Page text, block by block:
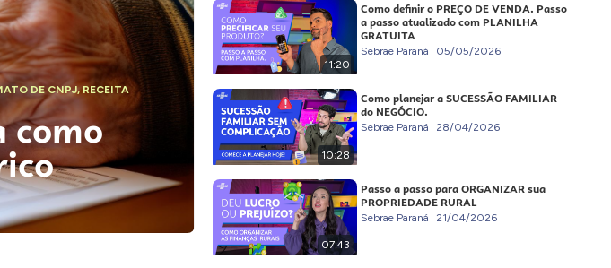
DE CNPJ,RECEITA
como
11:20
Como definir o PREÇO DE VENDA. Passo
a passo atualizado com PLANILHA
GRATUITA
Sebrae Paraná 05/05/2026
10:28
Como planejar a SUCESSÃO FAMILIAR
do NEGÓCIO.
Sebrae Paraná 28/04/2026
07:43
Passo a passo para ORGANIZAR sua
PROPRIEDADE RURAL
Sebrae Paraná 21/04/2026